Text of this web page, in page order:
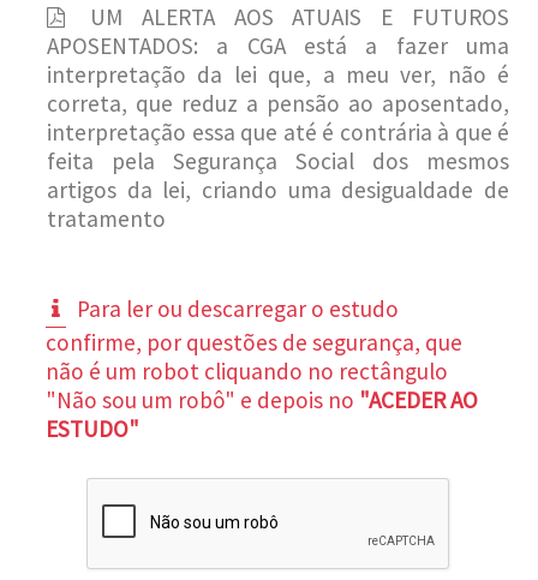
UM ALERTA AOS ATUAIS E FUTUROS
APOSENTADOS: a CGA está a fazer uma
interpretação da lei que, a meu ver, não é
correta, que reduz a pensão ao aposentado,
interpretação essa que até é contrária à que é
feita pela Segurança Social dos mesmos
artigos da lei, criando uma desigualdade de
tratamento
Para ler ou descarregar o estudo
confirme, por questões de segurança, que
não é um robot cliquando no rectângulo
"Não sou um robô" e depois no "ACEDER AO
ESTUDO"